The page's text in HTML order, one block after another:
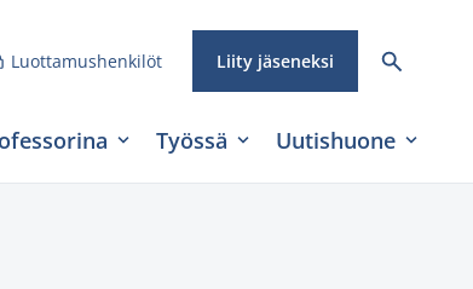
Luottamushenkilöt Liity jäseneksi
Työssä Uutishuone